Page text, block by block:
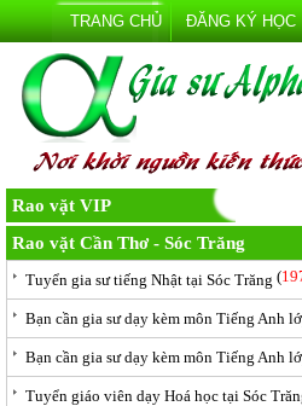
TRANG CHỦ ĐĂNG KÝ HỌC
Rao vặt VIP
Rao vặt Cần Thơ - Sóc Trăng
Tuyển gia sư tiếng Nhật tại Sóc Trăng (
Bạn cần gia sư dạy kèm môn Tiếng Anh
Bạn cần gia sư dạy kèm môn Tiếng Anh
Tuyển giáo viên dạy Hoá học tại Sóc